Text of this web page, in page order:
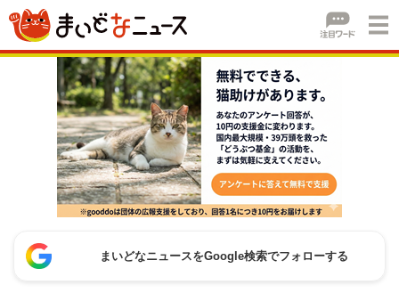
まいどなニュースをGoogle検索でフォローする